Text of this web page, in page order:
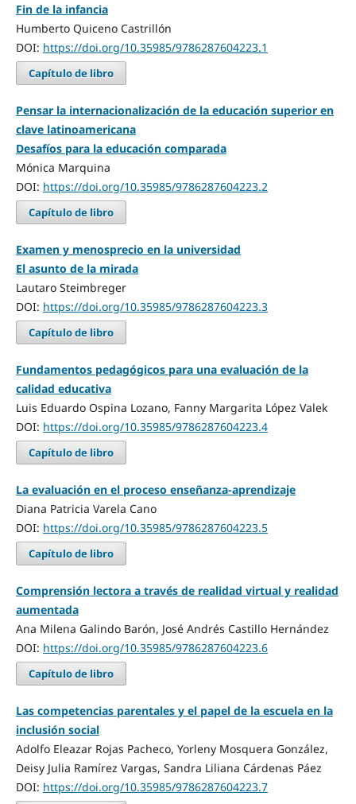
Fin de la infancia
Humberto Quiceno Castrillón
DOI: https://doi.org/10.35985/9786287604223.1
Capítulo de libro
Pensar la internacionalización de la educación superior en
clave latinoamericana
Desafíos para la educación comparada
Mónica Marquina
DOI: https://doi.org/10.35985/9786287604223.2
Capítulo de libro
Examen y menosprecio en la universidad
El asunto de la mirada
Lautaro Steimbreger
DOI: https://doi.org/10.35985/9786287604223.3
Capítulo de libro
Fundamentos pedagógicos para una evaluación de la
calidad educativa
Luis Eduardo Ospina Lozano, Fanny Margarita López Valek
DOI: https://doi.org/10.35985/9786287604223.4
Capítulo de libro
La evaluación en el proceso enseñanza-aprendizaje
Diana Patricia Varela Cano
DOI: https://doi.org/10.35985/9786287604223.5
Capítulo de libro
Comprensión lectora a través de realidad virtual y realidad
aumentada
Ana Milena Galindo Barón, José Andrés Castillo Hernández
DOI: https://doi.org/10.35985/9786287604223.6
Capítulo de libro
Las competencias parentales y el papel de la escuela en la
inclusión social
Adolfo Eleazar Rojas Pacheco, Yorleny Mosquera González,
Deisy Julia Ramírez Vargas, Sandra Liliana Cárdenas Páez
DOI: https://doi.org/10.35985/9786287604223.7